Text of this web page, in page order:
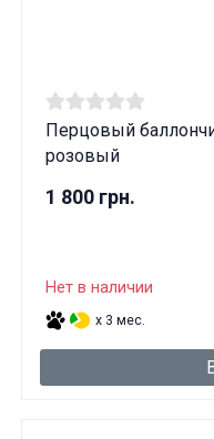
Перцовый
розовый
1 800 грн.
Нет в наличии
x 3 мес.
Данные